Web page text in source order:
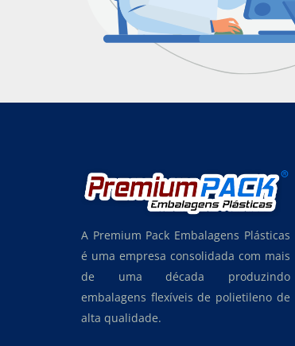
A Premium Pack Embalagens Plásticas
é uma empresa consolidada com mais
de uma década produzindo
embalagens flexíveis de polietileno de
alta qualidade.